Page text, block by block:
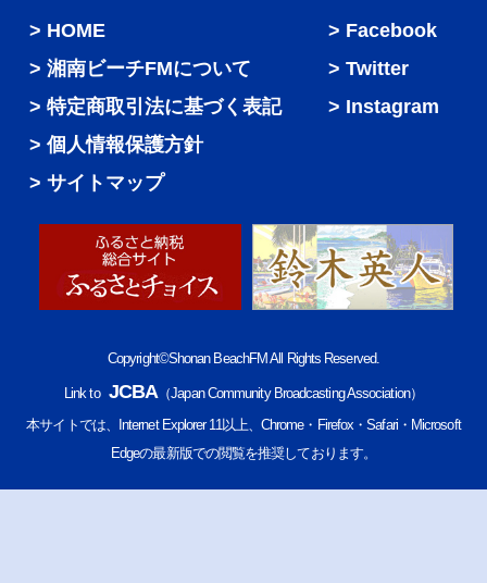
HOME
湘南ビーチFMについて
特定商取引法に基づく表記
個人情報保護方針
サイトマップ
Facebook
Twitter
Instagram
Copyright©Shonan BeachFM All Rights Reserved.
Link to JCBA（Japan Community Broadcasting Association）
本サイトでは、Internet Explorer 11以上、Chrome・Firefox・Safari・Microsoft
Edgeの最新版での閲覧を推奨しております。